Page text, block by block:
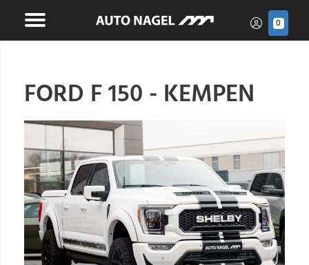
0
FORD F 150 - KEMPEN